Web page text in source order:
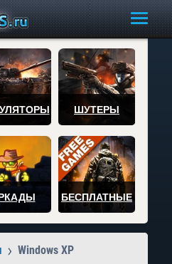
ШУТЕРЫ
БЕСПЛАТНЫЕ
Windows XP